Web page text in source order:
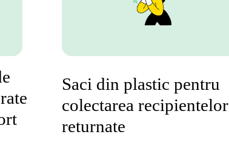
Saci din plastic pentru
colectarea recipientelor
returnate